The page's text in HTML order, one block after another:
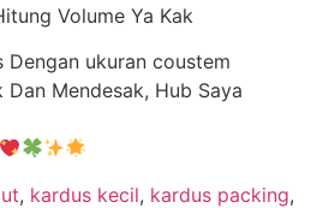
Volume Ya Kak
Dengan ukuran coustem
Mendesak, Hub Saya
, kardus kecil, kardus packing,